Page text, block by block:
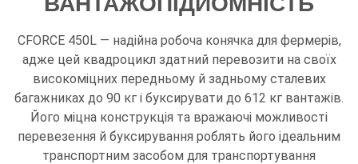
CFORCE 450L — надійна робоча конячка для фермерів,
адже цей квадроцикл здатний перевозити на своїх
високоміцних передньому й задньому сталевих
багажниках до 90 кг і буксирувати до 612 кг вантажів.
Його міцна конструкція та вражаючі можливості
перевезення й буксирування роблять його ідеальним
транспортним засобом для транспортування